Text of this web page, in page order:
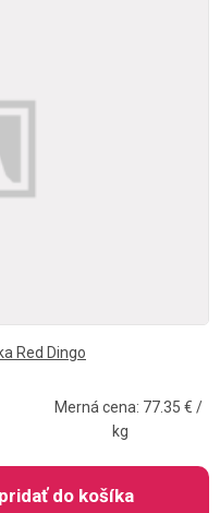
Red Dingo
Merná cena: 77.35 € /
kg
pridať do košíka